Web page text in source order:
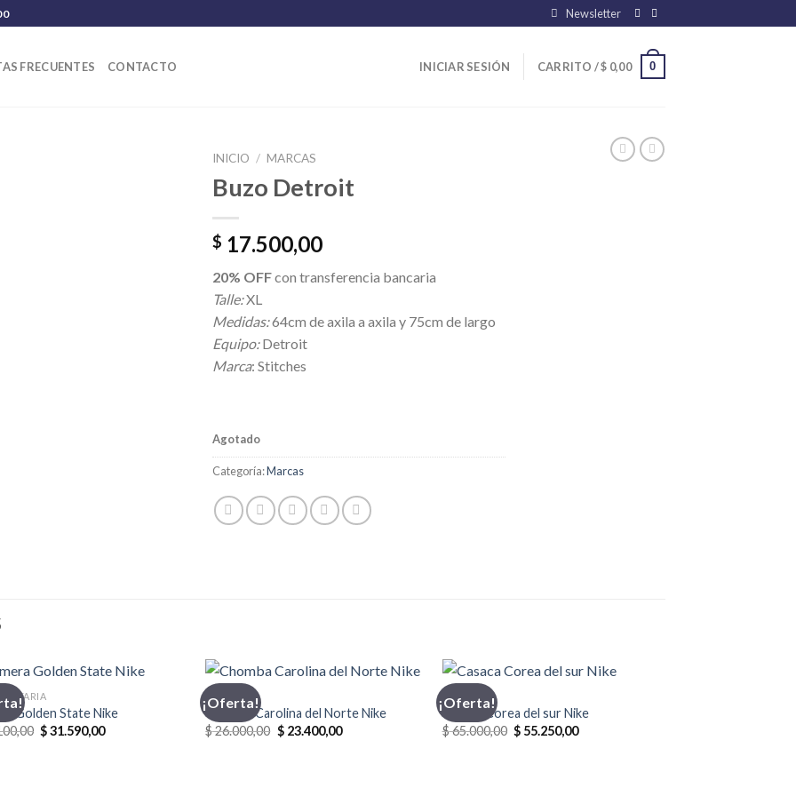
Newsletter
FRECUENTES CONTACTO INICIAR SESIÓN CARRITO /$ 0,00 0
INICIO / MARCAS
Buzo Detroit
$ 17.500,00
20% OFFcon transferencia bancaria
Talle:XL
Medidas:64cm de axila a axila y 75cm de largo
Equipo:Detroit
Marca: Stitches
Agotado
Categoría:Marcas
Golden State Nike
El
precio
$31.590,00El
¡Oferta!
CHOMBA
Chomba Carolina del Norte Nike
$26.000,00 El
precio
$23.400,00El
¡Oferta!
CASACA
Casaca Corea del sur Nike
$65.000,00 El
precio
$55.250,00El